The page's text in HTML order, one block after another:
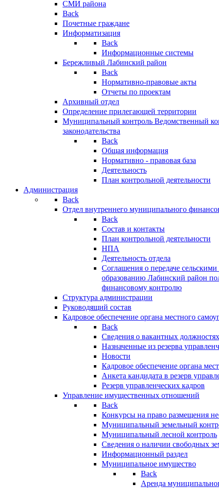
СМИ района
Back
Почетные граждане
Информатизация
Back
Информационные системы
Бережливый Лабинский район
Back
Нормативно-правовые акты
Отчеты по проектам
Архивный отдел
Определение прилегающей территории
Муниципальный контроль Ведомственный
законодательства
Back
Общая информация
Нормативно - правовая база
Деятельность
План контрольной деятельности
Администрация
Back
Отдел внутреннего муниципального
Back
Состав и контакты
План контрольной деятельности
НПА
Деятельность отдела
Соглашения о передаче
образованию Лабинский район
финансовому контролю
Структура администрации
Руководящий состав
Кадровое обеспечение органа местного
Back
Сведения о вакантных
Назначенные из резерва
Новости
Кадровое обеспечение органа
Анкета кандидата в резерв
Резерв управленческих кадров
Управление имущественных отношений
Back
Конкурсы на право размещения
Муниципальный земельный
Муниципальный лесной контроль
Сведения о наличии свободных
Информационный раздел
Муниципальное имущество
Back
Аренда